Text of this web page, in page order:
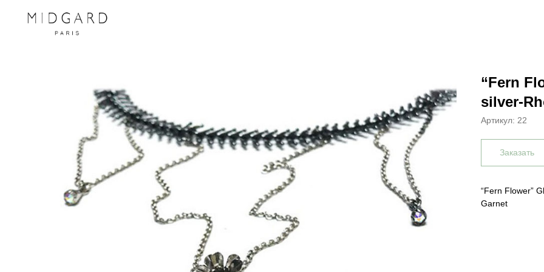
“Fern
silver-
Артикул: 22
Заказать
“Fern Flower”
Garnet